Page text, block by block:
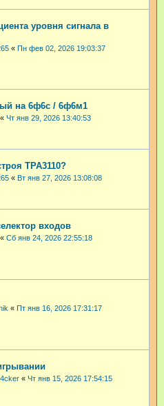
уровня сигнала в
« Пн фев 02, 2026 19:03:37
на 6ф6с / 6ф6м1
« Чт янв 29, 2026 13:40:53
TPA3110?
« Вт янв 27, 2026 13:08:08
входов
« Сб янв 24, 2026 22:55:18
« Пт янв 16, 2026 17:31:17
« Чт янв 15, 2026 17:54:15